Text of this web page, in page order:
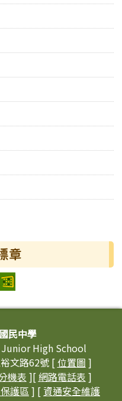
章
民中學
High School
文路62號 [位置圖 ]
機表 ][網路電話表 ]
護區 ] [ 資通安全維護